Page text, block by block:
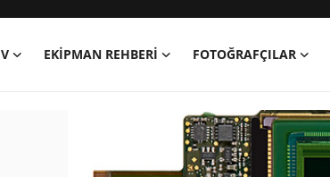
EKIPMAN REHBERI FOTOĞRAFÇILAR
İçin